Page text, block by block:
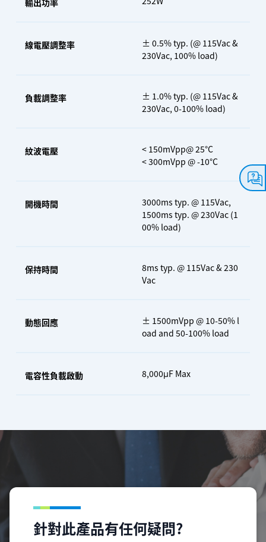
輸出功率
線電壓調整率
± 0.5% typ. (@ 115Vac &
230Vac, 100% load)
負載調整率
± 1.0% typ. (@ 115Vac &
230Vac, 0-100% load)
紋波電壓
< 150mVpp@ 25°C
< 300mVpp @ -10°C
開機時間
3000ms typ. @ 115Vac,
1500ms typ. @ 230Vac (1
00% load)
保持時間
8ms typ. @ 115Vac & 230
Vac
動態回應
± 1500mVpp @ 10-50% l
oad and 50-100% load
電容性負載啟動 8,000μF Max
針對此產品有任何疑問?